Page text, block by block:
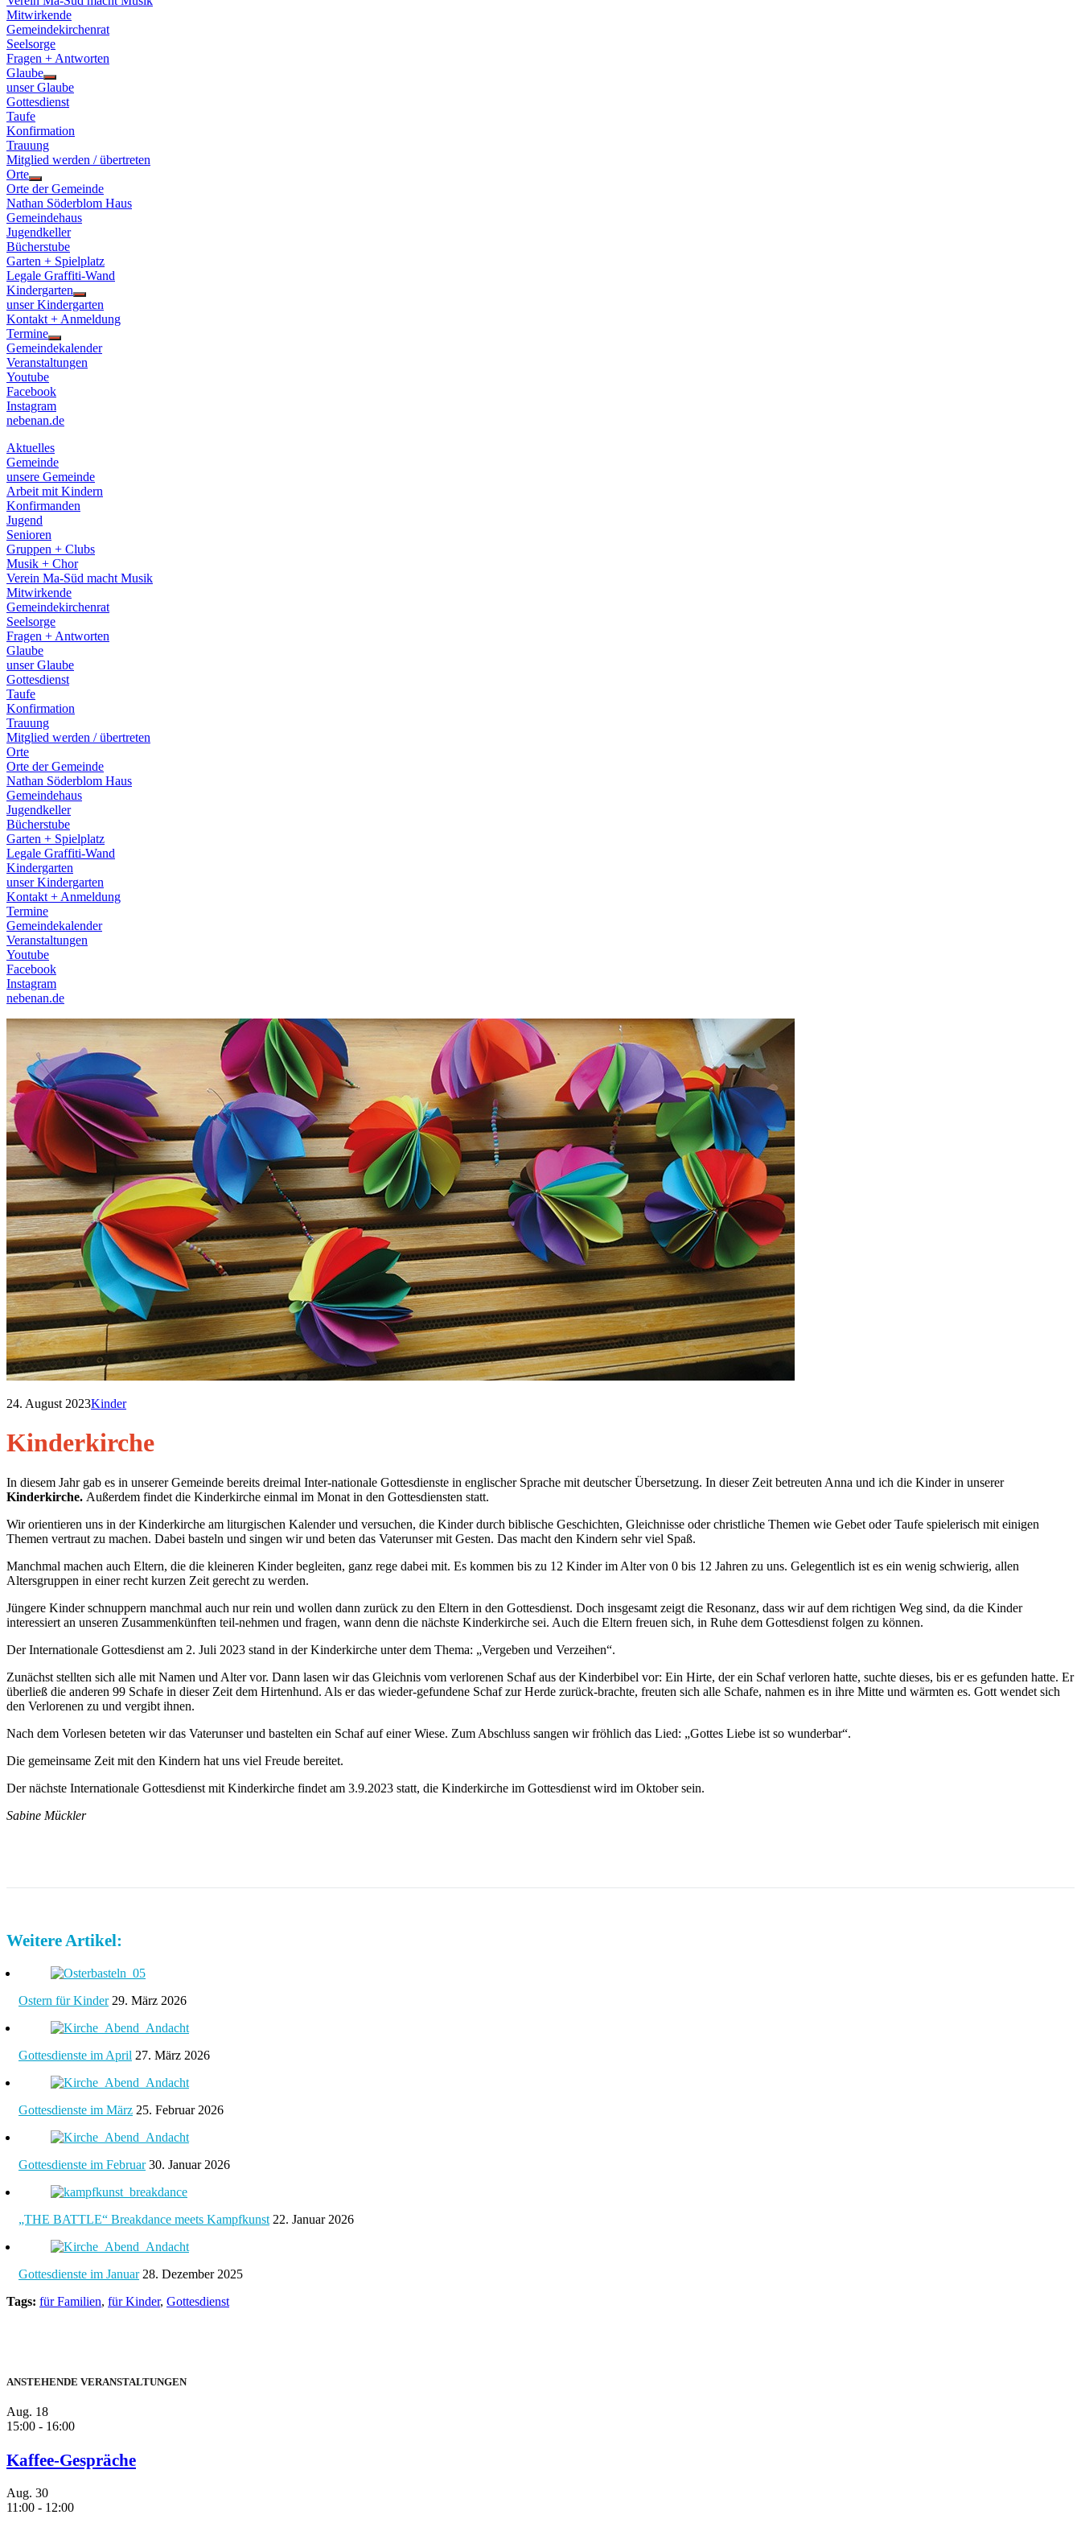
Mitwirkende
Gemeindekirchenrat
Seelsorge
Fragen + Antworten
Glaube
Show
sub
menu
unser Glaube
Gottesdienst
Taufe
Konfirmation
Trauung
Mitglied werden / übertreten
Orte
Show
sub
menu
Orte der Gemeinde
Nathan Söderblom Haus
Gemeindehaus
Jugendkeller
Bücherstube
Garten + Spielplatz
Legale Graffiti-Wand
Kindergarten
Show
sub
menu
unser Kindergarten
Kontakt + Anmeldung
Termine
Show
sub
menu
Gemeindekalender
Veranstaltungen
Youtube
Facebook
Instagram
nebenan.de
Aktuelles
Gemeinde
unsere Gemeinde
Arbeit mit Kindern
Konfirmanden
Jugend
Senioren
Gruppen + Clubs
Musik + Chor
Verein Ma-Süd macht Musik
Mitwirkende
Gemeindekirchenrat
Seelsorge
Fragen + Antworten
Glaube
unser Glaube
Gottesdienst
Taufe
Konfirmation
Trauung
Mitglied werden / übertreten
Orte
Orte der Gemeinde
Nathan Söderblom Haus
Gemeindehaus
Jugendkeller
Bücherstube
Garten + Spielplatz
Legale Graffiti-Wand
Kindergarten
unser Kindergarten
Kontakt + Anmeldung
Termine
Gemeindekalender
Veranstaltungen
Youtube
Facebook
Instagram
nebenan.de
24. August 2023Kinder
Kinderkirche
In diesem Jahr gab es in unserer Gemeinde bereits dreimal Inter-nationale Gottesdienste in englischer Sprache mit deutscher Übersetzung. In dieser Zeit betreuten Anna und ich die Kinder in unserer
Kinderkirche. Außerdem findet die Kinderkirche einmal im Monat in den Gottesdiensten statt.
Wir orientieren uns in der Kinderkirche am liturgischen Kalender und versuchen, die Kinder durch biblische Geschichten, Gleichnisse oder christliche Themen wie Gebet oder Taufe spielerisch mit einigen
Themen vertraut zu machen. Dabei basteln und singen wir und beten das Vaterunser mit Gesten. Das macht den Kindern sehr viel Spaß.
Manchmal machen auch Eltern, die die kleineren Kinder begleiten, ganz rege dabei mit. Es kommen bis zu 12 Kinder im Alter von 0 bis 12 Jahren zu uns. Gelegentlich ist es ein wenig schwierig, allen
Altersgruppen in einer recht kurzen Zeit gerecht zu werden.
Jüngere Kinder schnuppern manchmal auch nur rein und wollen dann zurück zu den Eltern in den Gottesdienst. Doch insgesamt zeigt die Resonanz, dass wir auf dem richtigen Weg sind, da die Kinder
interessiert an unseren Zusammenkünften teil-nehmen und fragen, wann denn die nächste Kinderkirche sei. Auch die Eltern freuen sich, in Ruhe dem Gottesdienst folgen zu können.
Der Internationale Gottesdienst am 2. Juli 2023 stand in der Kinderkirche unter dem Thema: „Vergeben und Verzeihen“.
Zunächst stellten sich alle mit Namen und Alter vor. Dann lasen wir das Gleichnis vom verlorenen Schaf aus der Kinderbibel vor: Ein Hirte, der ein Schaf verloren hatte, suchte dieses, bis er es gefunden hatte. Er
überließ die anderen 99 Schafe in dieser Zeit dem Hirtenhund. Als er das wieder-gefundene Schaf zur Herde zurück-brachte, freuten sich alle Schafe, nahmen es in ihre Mitte und wärmten es. Gott wendet sich
den Verlorenen zu und vergibt ihnen.
Nach dem Vorlesen beteten wir das Vaterunser und bastelten ein Schaf auf einer Wiese. Zum Abschluss sangen wir fröhlich das Lied: „Gottes Liebe ist so wunderbar“.
Die gemeinsame Zeit mit den Kindern hat uns viel Freude bereitet.
Der nächste Internationale Gottesdienst mit Kinderkirche findet am 3.9.2023 statt, die Kinderkirche im Gottesdienst wird im Oktober sein.
Sabine Mückler
Weitere Artikel:
Ostern für Kinder29. März 2026
Gottesdienste im April 27. März 2026
Gottesdienste im März 25. Februar 2026
Gottesdienste im Februar30. Januar 2026
„THE BATTLE“ Breakdance meets Kampfkunst22. Januar 2026
Gottesdienste im Januar28. Dezember 2025
Tags: für Familien, für Kinder, Gottesdienst
ANSTEHENDE VERANSTALTUNGEN
Aug. 18
15:00 - 16:00
Kaffee-Gespräche
Aug. 30
11:00 - 12:00